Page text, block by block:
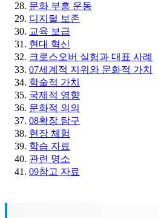
문화 부흥 운동
디지털 보존
교육 보급
현대 혁신
크로스오버 실험과 대표 사례
07세계적 지위와 문화적 가치
학술적 가치
국제적 영향
문화적 의의
08확장 탐구
현장 체험
학습 자료
관련 명소
09참고 자료